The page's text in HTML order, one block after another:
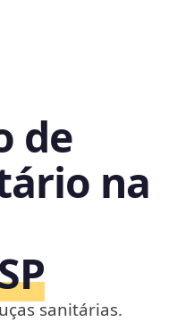
de
na
sanitárias.